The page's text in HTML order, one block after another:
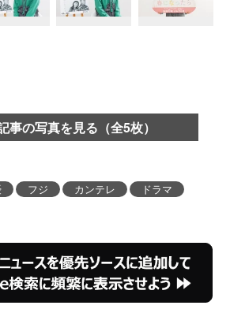
事の写真を見る（全5枚）
フジ カンテレ
ドラマ